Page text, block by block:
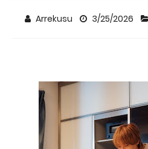
Arrekusu 3/25/2026